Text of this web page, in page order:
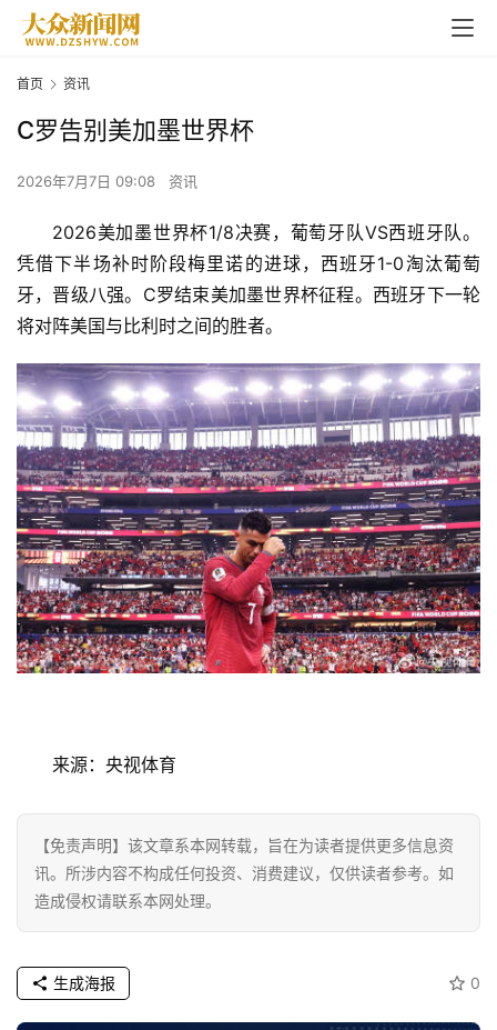
讯
商
业
消
费
首页 资讯
C罗告别美加墨世界杯
2026年7月7日 09:08 资讯
2026美加墨世界杯1/8决赛，葡萄牙队VS西班牙队。
凭借下半场补时阶段梅里诺的进球，西班牙1-0淘汰葡萄
牙，晋级八强。C罗结束美加墨世界杯征程。西班牙下一轮
将对阵美国与比利时之间的胜者。
来源：央视体育
【免责声明】该文章系本网转载，旨在为读者提供更多信息资
讯。所涉内容不构成任何投资、消费建议，仅供读者参考。如
造成侵权请联系本网处理。
0
生成海报